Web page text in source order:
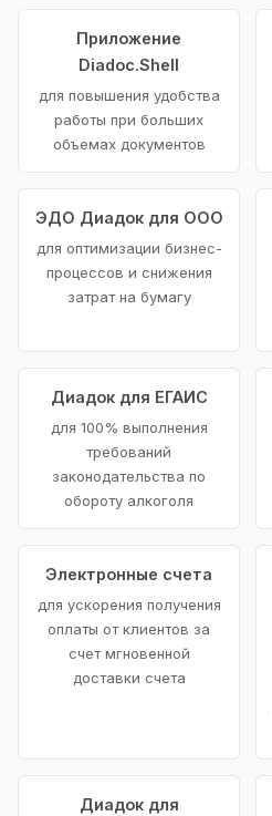
Приложение
Diadoc.Shell
для повышения удобства
работы при больших
объемах документов
ЭДО Диадок для ООО
для оптимизации бизнес-
процессов и снижения
затрат на бумагу
Диадок для ЕГАИС
для 100% выполнения
требований
законодательства по
обороту алкоголя
Электронные счета
для ускорения получения
оплаты от клиентов за
счет мгновенной
доставки счета
Диадок для